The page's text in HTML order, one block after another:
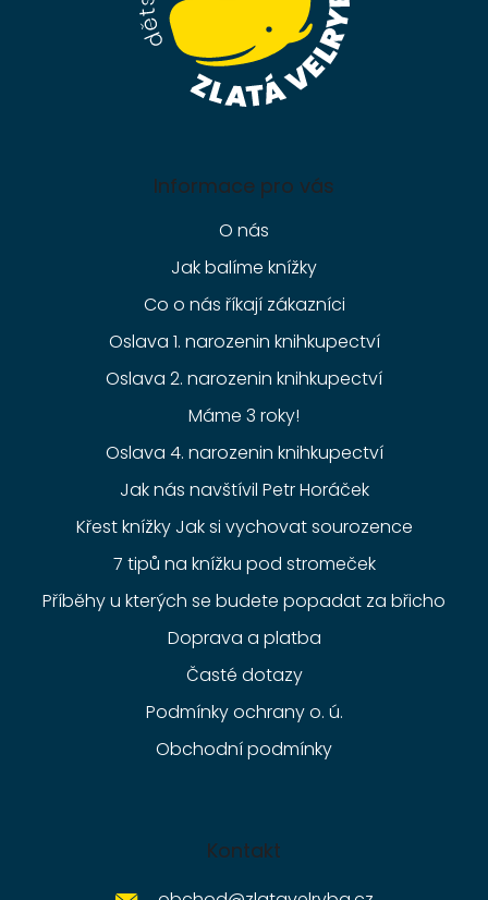
Informace pro vás
O nás
Jak balíme knížky
Co o nás říkají zákazníci
Oslava 1. narozenin knihkupectví
Oslava 2. narozenin knihkupectví
Máme 3 roky!
Oslava 4. narozenin knihkupectví
Jak nás navštívil Petr Horáček
Křest knížky Jak si vychovat sourozence
7 tipů na knížku pod stromeček
Příběhy u kterých se budete popadat za břicho
Doprava a platba
Časté dotazy
Podmínky ochrany o. ú.
Obchodní podmínky
Kontakt